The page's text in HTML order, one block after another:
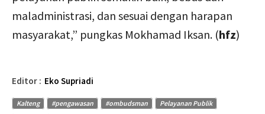
maladministrasi, dan sesuai dengan harapan
masyarakat,” pungkas Mokhamad Iksan. (hfz)
Editor : Eko Supriadi
Kalteng #pengawasan #ombudsman
Pelayanan Publik